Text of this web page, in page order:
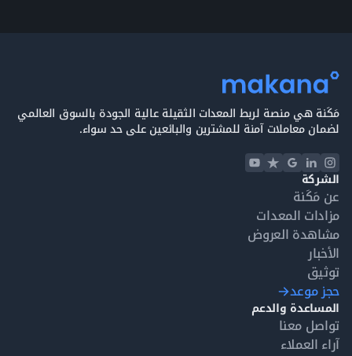
مَكَنة هي منصة لربط المعدات الثقيلة عالية الجودة بالسوق العالمي
لضمان معاملات آمنة للمشترين والبائعين على حد سواء.
الشركة
عن مَكَنة
مزادات المعدات
مشاهدة العروض
الأخبار
توثيق
حجز موعد
المساعدة والدعم
تواصل معنا
آراء العملاء